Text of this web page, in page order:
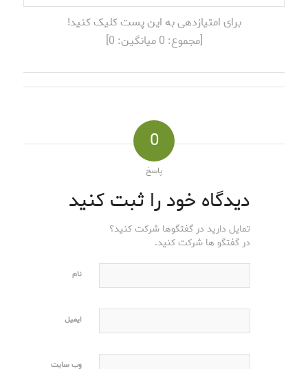
برای امتیازدهی به این پست کلیک کنید!
[مجموع: 0میانگین: 0
]
0
پاسخ
دیدگاه خود را ثبت کنید
تمایل دارید در گفتگوها شرکت کنید؟
در گفتگو ها شرکت کنید.
نام
ایمیل
وب‌ سایت